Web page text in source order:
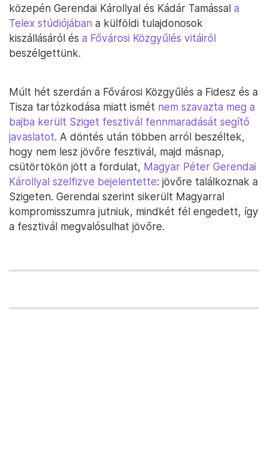
közepén Gerendai Károllyal és Kádár Tamással a
Telex stúdiójában a külföldi tulajdonosok
kiszállásáról és a Fővárosi Közgyűlés vitáiról
beszélgettünk.
Múlt hét szerdán a Fővárosi Közgyűlés a Fidesz és a
Tisza tartózkodása miatt ismét nem szavazta meg a
bajba került Sziget fesztivál fennmaradását segítő
javaslatot. A döntés után többen arról beszéltek,
hogy nem lesz jövőre fesztivál, majd másnap,
csütörtökön jött a fordulat, Magyar Péter Gerendai
Károllyal szelfizve bejelentette: jövőre találkoznak a
Szigeten. Gerendai szerint sikerült Magyarral
kompromisszumra jutniuk, mindkét fél engedett, így
a fesztivál megvalósulhat jövőre.